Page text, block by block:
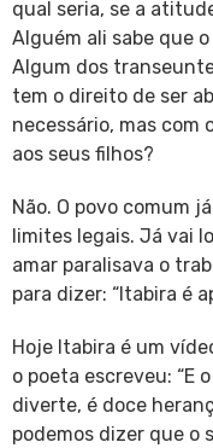
qual seria, se a
Alguém ali sabe que
Algum dos
tem o direito de ser
necessário, mas com
aos seus filhos?
Não. O povo comum
limites legais. Já vai
amar paralisava o
para dizer: “Itabira é
Hoje Itabira é um
o poeta escreveu: “E
diverte, é doce
podemos dizer que o